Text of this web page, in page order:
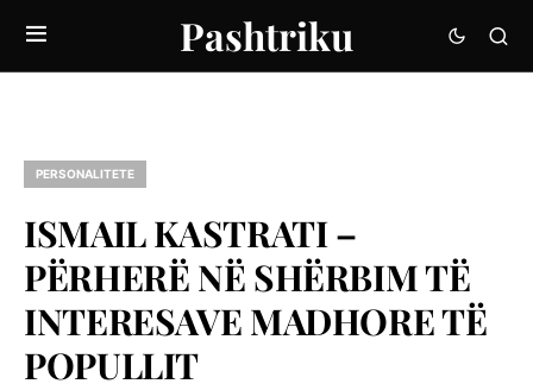
Pashtriku
PERSONALITETE
ISMAIL KASTRATI –
PËRHERË NË SHËRBIM TË
INTERESAVE MADHORE TË
POPULLIT